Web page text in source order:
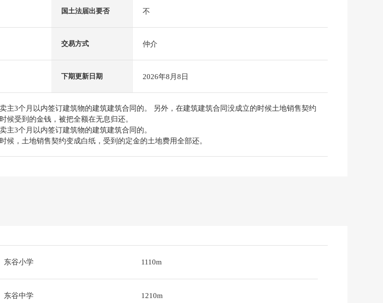
国土法届出要否 不
交易方式 仲介
下期更新日期 2026年8月8日
主3个月以内签订建筑物的建筑建筑合同的。 另外，在建筑建筑合同没成立的时候土地销售契约
候受到的金钱，被把全额在无息归还。
主3个月以内签订建筑物的建筑建筑合同的。
候，土地销售契约变成白纸，受到的定金的土地费用全部还。
东谷小学 1110m
东谷中学 1210m